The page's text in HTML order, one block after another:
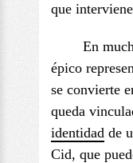
que
En
épico
se convierte
queda
identidad de
Cid, que